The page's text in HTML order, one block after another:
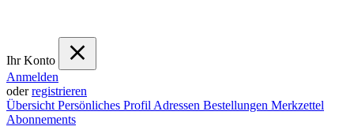
Ihr Konto
Anmelden
oderregistrieren
Übersicht Persönliches Profil Adressen Bestellungen Merkzettel
Abonnements